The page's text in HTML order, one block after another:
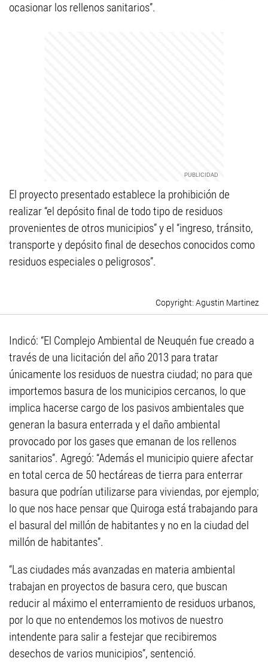
ocasionar los rellenos sanitarios”.
El proyecto presentado establece la prohibición de
realizar “el depósito final de todo tipo de residuos
provenientes de otros municipios” y el “ingreso, tránsito,
transporte y depósito final de desechos conocidos como
residuos especiales o peligrosos”.
Agustin Martinez
Indicó: “El Complejo Ambiental de Neuquén fue creado a
través de una licitación del año 2013 para tratar
únicamente los residuos de nuestra ciudad; no para que
importemos basura de los municipios cercanos, lo que
implica hacerse cargo de los pasivos ambientales que
generan la basura enterrada y el daño ambiental
provocado por los gases que emanan de los rellenos
sanitarios”. Agregó: “Además el municipio quiere afectar
en total cerca de 50 hectáreas de tierra para enterrar
basura que podrían utilizarse para viviendas, por ejemplo;
lo que nos hace pensar que Quiroga está trabajando para
el basural del millón de habitantes y no en la ciudad del
millón de habitantes”.
“Las ciudades más avanzadas en materia ambiental
trabajan en proyectos de basura cero, que buscan
reducir al máximo el enterramiento de residuos urbanos,
por lo que no entendemos los motivos de nuestro
intendente para salir a festejar que recibiremos
desechos de varios municipios”, sentenció.